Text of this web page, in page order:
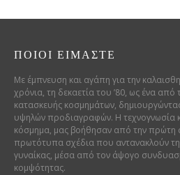
ΠΟΙΟΊ ΕΊΜΑΣΤΕ
Με έμπνευση και αγάπη για την
χρόνια, τη δεκαετία του ’80, ως ένα από
κατασκευής κοσμημάτων,
υψηλών προδιαγραφών. Η τεχνογνωσία
κόσμημα, μας βοήθησαν από την πρώτη
πρωτότυπα σχέδια που αντανακλούν
γυναίκας, μέσα από τον άψογο
κομψότητας.